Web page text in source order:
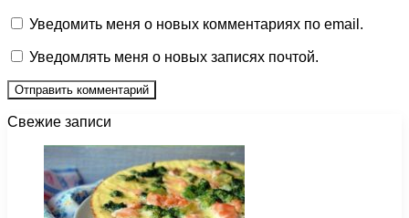
Уведомить меня о новых комментариях по email.
Уведомлять меня о новых записях почтой.
Свежие записи